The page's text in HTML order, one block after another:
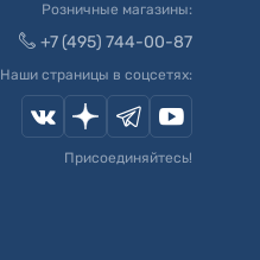
Розничные магазины:
+7 (495) 744-00-87
Наши страницы в соцсетях:
Присоединяйтесь!